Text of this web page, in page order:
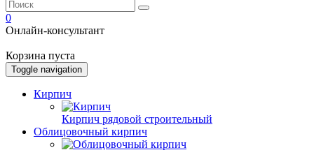
0
Онлайн-консультант
Корзина пуста
Toggle navigation
Кирпич
Кирпич рядовой строительный
Облицовочный кирпич